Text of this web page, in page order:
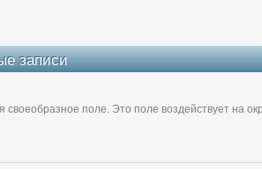
записи
своеобразное поле. Это поле воздействует на